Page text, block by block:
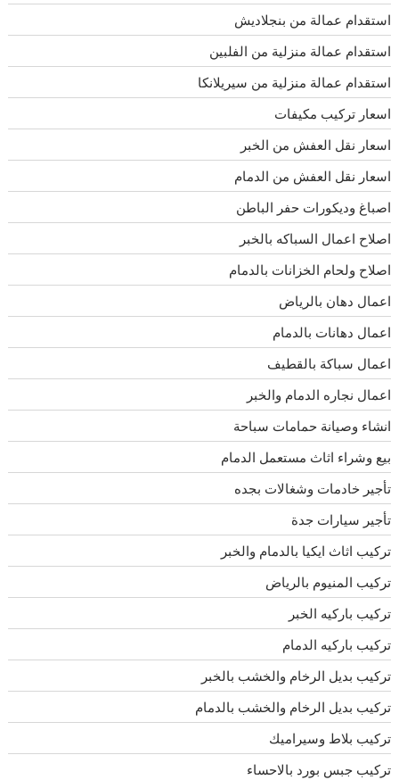
استقدام عمالة من بنجلاديش
استقدام عمالة منزلية من الفلبين
استقدام عمالة منزلية من سيريلانكا
اسعار تركيب مكيفات
اسعار نقل العفش من الخبر
اسعار نقل العفش من الدمام
اصباغ وديكورات حفر الباطن
اصلاح اعمال السباكه بالخبر
اصلاح ولحام الخزانات بالدمام
اعمال دهان بالرياض
اعمال دهانات بالدمام
اعمال سباكة بالقطيف
اعمال نجاره الدمام والخبر
انشاء وصيانة حمامات سباحة
بيع وشراء اثاث مستعمل الدمام
تأجير خادمات وشغالات بجده
تأجير سيارات جدة
تركيب اثاث ايكيا بالدمام والخبر
تركيب المنيوم بالرياض
تركيب باركيه الخبر
تركيب باركيه الدمام
تركيب بديل الرخام والخشب بالخبر
تركيب بديل الرخام والخشب بالدمام
تركيب بلاط وسيراميك
تركيب جبس بورد بالاحساء